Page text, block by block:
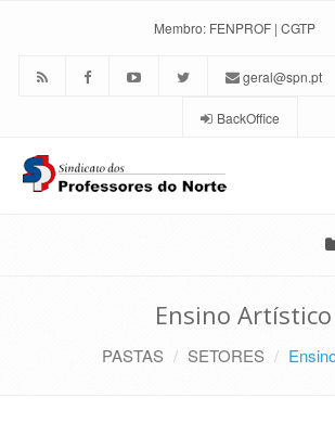
Membro: FENPROF | CGTP
geral@spn.pt
BackOffice
Ensino Artístico
PASTAS SETORES